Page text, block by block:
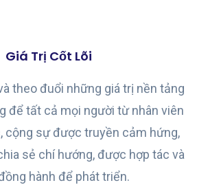
Giá Trị Cốt Lõi
theo đuổi những giá trị nền tảng
để tất cả mọi người từ nhân viên
cộng sự được truyền cảm hứng,
sẻ chí hướng, được hợp tác và
hành để phát triển.